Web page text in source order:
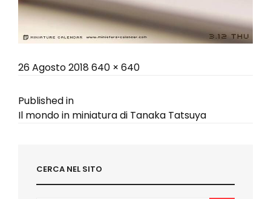
Posted
26 Agosto 2018Full
640 × 640
Navigazione
Published in
Il mondo in miniatura di Tanaka Tatsuya
CERCA NEL SITO